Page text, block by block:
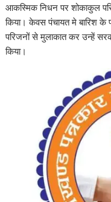
आकस्मिक निधन पर शोकाकुल
किया। केवस पंचायत मे बारिश
परिजनों से मुलाकात कर उन्हें
किया।